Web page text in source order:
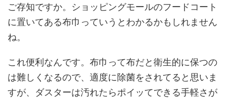
ご存知ですか。ショッピングモールのフードコート
に置いてある布巾っていうとわかるかもしれません
ね。
これ便利なんです。布巾って布だと衛生的に保つの
は難しくなるので、適度に除菌をされてると思いま
すが、ダスターは汚れたらポイッてできる手軽さが